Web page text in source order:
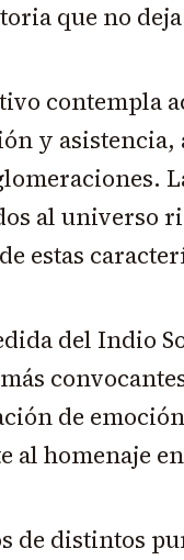
que no
contempla
y asistencia,
al universo
estas
del Indio
de
al homenaje
de distintos